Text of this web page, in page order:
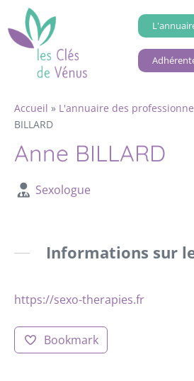
Accueil » L'annuaire des
BILLARD
Anne BILLARD
Sexologue
Informations sur
https://sexo-therapies.fr
Bookmark